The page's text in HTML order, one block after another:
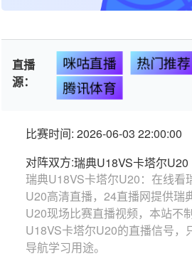
直播
源：
咪咕直播 热门推荐
腾讯体育
比赛时间: 2026-06-03 22:00:00
对阵双方:瑞典U18VS卡塔尔U20
瑞典U18VS卡塔尔U20：在线看
U20高清直播，24直播网提供瑞
U20现场比赛直播视频，本站不
U18VS卡塔尔U20的直播信号，
导航学习用途。